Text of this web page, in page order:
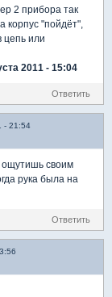
2 прибора так
корпус "пойдёт",
цепь или
2011 - 15:04
Ответить
- 21:54
ощутишь своим
рука была на
Ответить